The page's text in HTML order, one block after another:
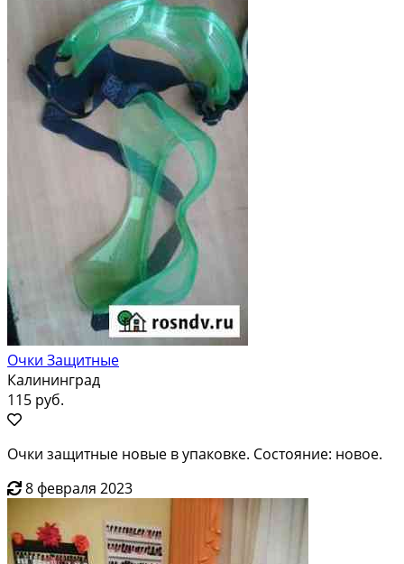
Очки Защитные
Калининград
115 руб.
Очки защитные новые в упаковке. Состояние: новое.
8 февраля 2023